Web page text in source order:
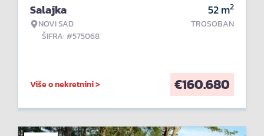
Salajka
NOVI SAD
ŠIFRA: #575068
52m2
TROSOBAN
Više o nekretnini > €160.680